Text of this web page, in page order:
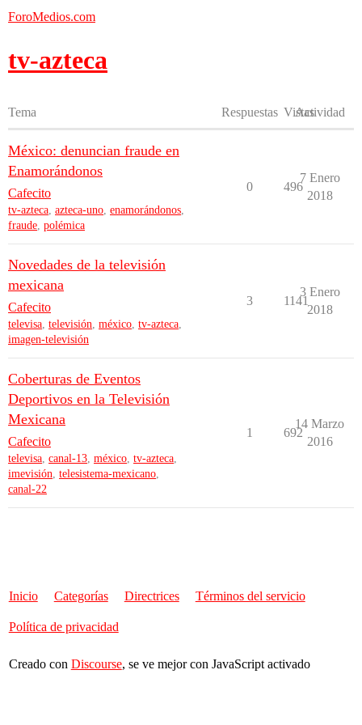
ForoMedios.com
tv-azteca
Tema Respuestas Vistas
Actividad
México: denuncian fraude en
Enamorándonos
Cafecito
tv-azteca, azteca-uno, enamorándonos,
fraude, polémica
0 496
7 Enero
2018
Novedades de la televisión
mexicana
Cafecito
televisa, televisión, méxico, tv-azteca,
imagen-televisión
3 1141
3 Enero
2018
Coberturas de Eventos
Deportivos en la Televisión
Mexicana
Cafecito
televisa, canal-13, méxico, tv-azteca,
imevisión, telesistema-mexicano,
canal-22
1 692
14 Marzo
2016
Inicio Categorías Directrices Términos del servicio
Política de privacidad
Creado con Discourse, se ve mejor con JavaScript activado